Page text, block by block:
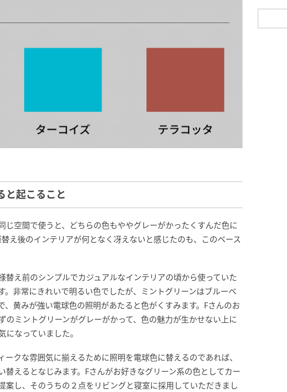
と起こること
じ空間で使うと、どちらの色もややグレーがかったくすんだ色に
え後のインテリアが何となく冴えないと感じたのも、このベース
替え前のシンプルでカジュアルなインテリアの頃から使っていた
。非常にきれいで明るい色でしたが、ミントグリーンはブルーベ
、黄みが強い電球色の照明があたると色がくすみます。Fさんのお
のミントグリーンがグレーがかって、色の魅力が生かせない上に
なっていました。
ークな雰囲気に揃えるために照明を電球色に替えるのであれば、
替えるとなじみます。Fさんがお好きなグリーン系の色としてカー
案し、そのうちの２点をリビングと寝室に採用していただきまし